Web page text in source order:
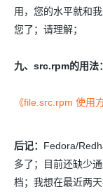
用，您的水平就和
您了；请理解；
九、src.rpm的用法：
《file.src.rpm 使用
后记： Fedora/
多了；目前还缺少
档；我想在最近两